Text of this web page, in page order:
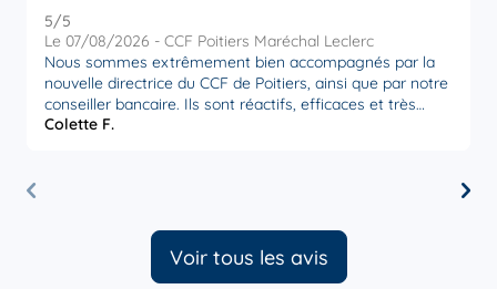
5/5
Le 07/08/2026 - CCF Poitiers Maréchal Leclerc
Nous sommes extrêmement bien accompagnés par la
nouvelle directrice du CCF de Poitiers, ainsi que par notre
conseiller bancaire. Ils sont réactifs, efficaces et très
attentifs à nos besoins. Nous sommes très satisfaits par
Colette F.
Voir tous les avis